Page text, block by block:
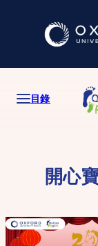
內
目錄
開心